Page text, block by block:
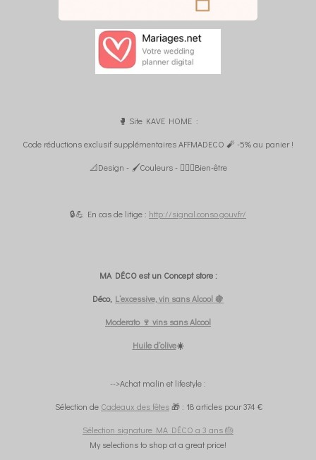
🥊 Site KAVE HOME :
Code réductions exclusif supplémentaires AFFMADECO 🧨 -5% au panier !
📐Design - 🖌️Couleurs - 🧘🏼‍♀️Bien-être
🔒💪 En cas de litige : http://signal.conso.gouv.fr/
MA DÉCO est un Concept store :
Déco, L’excessive, vin sans Alcool 🍇
Moderato 🍷 vins sans Alcool
Huile d’olive☀️
-->Achat malin et lifestyle :
Sélection de Cadeaux des fêtes🎁 : 18 articles pour 374 €
Sélection signature MA DÉCO a 3 ans 🎂
My selections to shop at a great price!